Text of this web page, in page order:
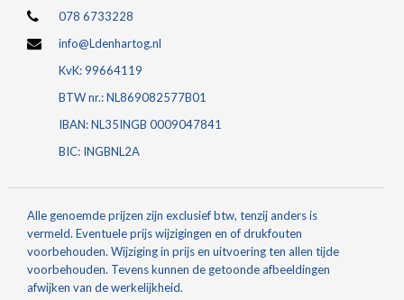
078 6733228
info@Ldenhartog.nl
KvK: 99664119
BTW nr.: NL869082577B01
IBAN: NL35INGB 0009047841
BIC: INGBNL2A
Alle genoemde prijzen zijn exclusief btw, tenzij anders is
vermeld. Eventuele prijs wijzigingen en of drukfouten
voorbehouden. Wijziging in prijs en uitvoering ten allen tijde
voorbehouden. Tevens kunnen de getoonde afbeeldingen
afwijken van de werkelijkheid.